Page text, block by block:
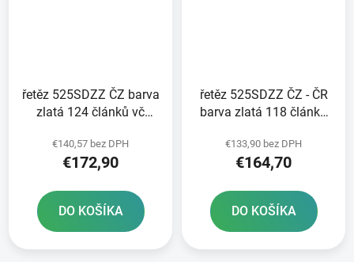
řetěz 525SDZZ ČZ barva
zlatá 124 článků vč
€140,57 bez DPH
€172,90
DO KOŠÍKA
řetěz 525SDZZ ČZ - ČR
barva zlatá 118 článků
RIVET
€133,90 bez DPH
€164,70
DO KOŠÍKA